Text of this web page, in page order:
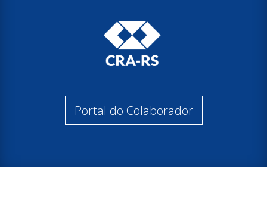
Portal do Colaborador